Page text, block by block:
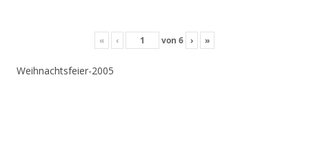
« ‹ von 6 › »
Weihnachtsfeier-2005